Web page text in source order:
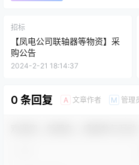
招标
【凤电公司联轴器等物资】采
购公告
2024-2-21 18:14:37
0 条回复 A 文章作者 M 管理